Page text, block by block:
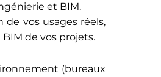
et BIM.
de vos usages réels,
de vos projets.
(bureaux